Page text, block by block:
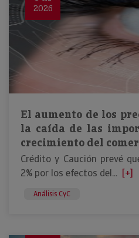
2026
El aumento de los
la caída de las
crecimiento del
Crédito y Caución prevé
2% por los efectos del... [+]
Análisis CyC